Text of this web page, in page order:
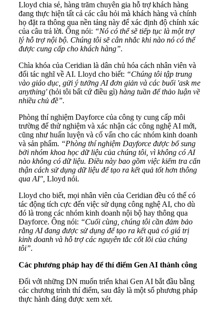
Lloyd chia sẻ, hàng trăm chuyên gia hỗ trợ khách hàng
đang thực hiện tất cả các câu hỏi mà khách hàng và chính
họ đặt ra thông qua nền tảng này để xác định độ chính xác
của câu trả lời. Ông nói: “Nó có thể sẽ tiếp tục là một trợ
lý hỗ trợ nội bộ. Chúng tôi sẽ cân nhắc khi nào nó có thể
được cung cấp cho khách hàng”.
Chìa khóa của Ceridian là dân chủ hóa cách nhân viên và
đối tác nghĩ về AI. Lloyd cho biết: “Chúng tôi tập trung
vào giáo dục, gửi ý tưởng AI đơn giản và các buổi 'ask me
anything'(hỏi tôi bất cứ điều gì) hàng tuần để thảo luận về
nhiều chủ đề”.
Phòng thí nghiệm Dayforce của công ty cung cấp môi
trường để thử nghiệm và xác nhận các công nghệ AI mới,
cũng như huấn luyện và cố vấn cho các nhóm kinh doanh
và sản phẩm. “Phòng thí nghiệm Dayforce được bổ sung
bởi nhóm khoa học dữ liệu của chúng tôi, vì không có AI
nào không có dữ liệu. Điều này bao gồm việc kiểm tra cẩn
thận cách sử dụng dữ liệu để tạo ra kết quả tốt hơn thông
qua AI", Lloyd nói.
Lloyd cho biết, mọi nhân viên của Ceridian đều có thể có
tác động tích cực đến việc sử dụng công nghệ AI, cho dù
đó là trong các nhóm kinh doanh nội bộ hay thông qua
Dayforce. Ông nói: “Cuối cùng, chúng tôi cần đảm bảo
rằng AI đang được sử dụng để tạo ra kết quả có giá trị
kinh doanh và hỗ trợ các nguyên tắc cốt lõi của chúng
tôi”.
Các phương pháp hay để thí điểm Gen AI thành công
Đối với những DN muốn triển khai Gen AI bắt đầu bằng
các chương trình thí điểm, sau đây là một số phương pháp
thực hành đáng được xem xét.